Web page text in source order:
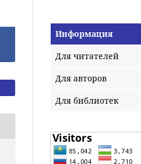
Информация
Для читателей
Для авторов
Для библиотек